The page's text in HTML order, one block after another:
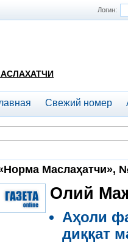
Логин:
Свежий номер
Маслаҳатчи»,
Олий
Аҳоли
диққат